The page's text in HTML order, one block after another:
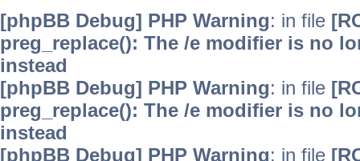
[phpBB Debug] PHP Warning: in file
preg_replace(): The /e modifier is no
instead
[phpBB Debug] PHP Warning: in file
preg_replace(): The /e modifier is no
instead
[phpBB Debug] PHP Warning: in file